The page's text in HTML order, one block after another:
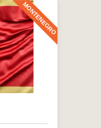
MONTENEGRO